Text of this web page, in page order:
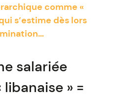
comme «
s’estime dès lors
salariée
» =